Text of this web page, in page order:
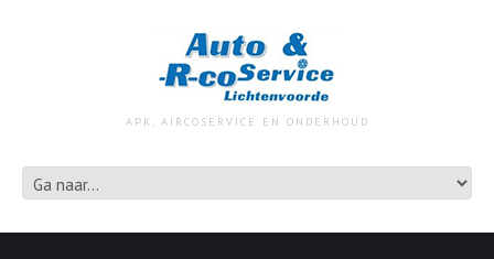
APK, AIRCOSERVICE EN ONDERHOUD